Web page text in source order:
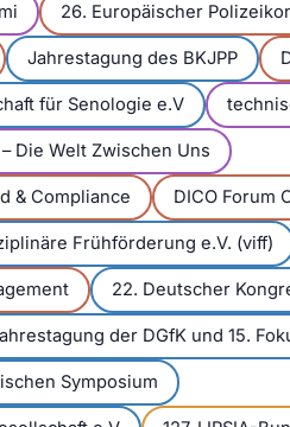
26. Europäischer
Jahrestagung des BKJPP
für Senologie e.V
Die Welt Zwischen Uns
& Compliance DICO Forum
Frühförderung e.V. (viff)
22. Deutscher
der DGfK und 15.
Symposium